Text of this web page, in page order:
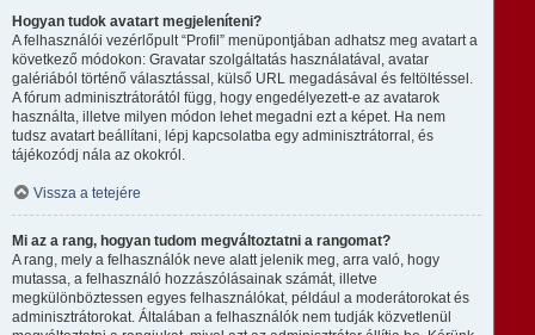
Hogyan tudok avatart megjeleníteni?
A felhasználói vezérlőpult “Profil” menüpontjában adhatsz meg avatart a
következő módokon: Gravatar szolgáltatás használatával, avatar
galériából történő választással, külső URL megadásával és feltöltéssel.
A fórum adminisztrátorától függ, hogy engedélyezett-e az avatarok
használta, illetve milyen módon lehet megadni ezt a képet. Ha nem
tudsz avatart beállítani, lépj kapcsolatba egy adminisztrátorral, és
tájékozódj nála az okokról.
Vissza a tetejére
Mi az a rang, hogyan tudom megváltoztatni a rangomat?
A rang, mely a felhasználók neve alatt jelenik meg, arra való, hogy
mutassa, a felhasználó hozzászólásainak számát, illetve
megkülönböztessen egyes felhasználókat, például a moderátorokat és
adminisztrátorokat. Általában a felhasználók nem tudják közvetlenül